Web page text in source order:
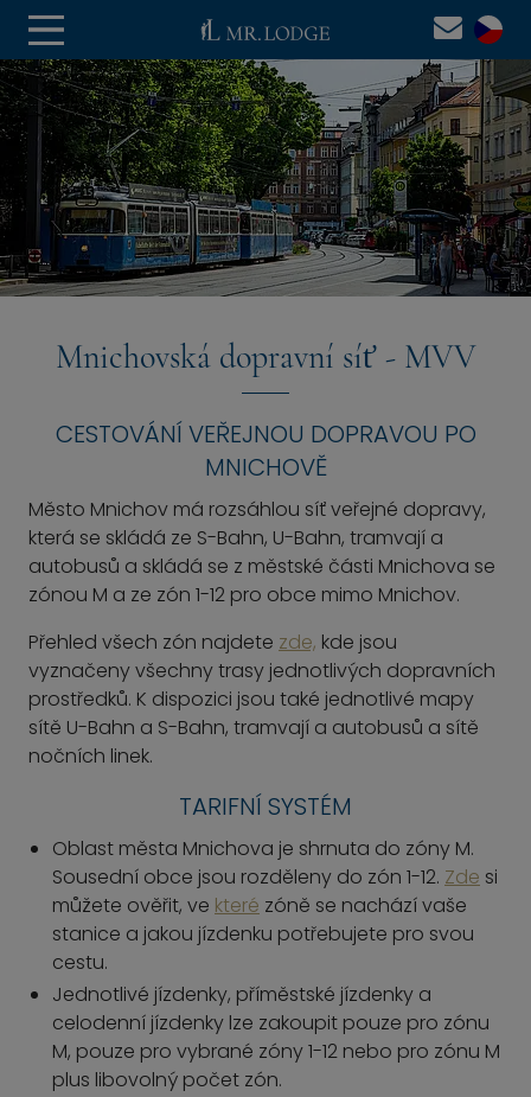
Mnichovská dopravní síť - MVV
CESTOVÁNÍ VEŘEJNOU DOPRAVOU PO
MNICHOVĚ
Město Mnichov má rozsáhlou síť veřejné dopravy,
která se skládá ze S-Bahn, U-Bahn, tramvají a
autobusů a skládá se z městské části Mnichova se
zónou M a ze zón 1-12 pro obce mimo Mnichov.
Přehled všech zón najdete zde, kde jsou
vyznačeny všechny trasy jednotlivých dopravních
prostředků. K dispozici jsou také jednotlivé mapy
sítě U-Bahn a S-Bahn, tramvají a autobusů a sítě
nočních linek.
TARIFNÍ SYSTÉM
Oblast města Mnichova je shrnuta do zóny M.
Sousední obce jsou rozděleny do zón 1-12. Zde si
můžete ověřit, ve které zóně se nachází vaše
stanice a jakou jízdenku potřebujete pro svou
cestu.
Jednotlivé jízdenky, příměstské jízdenky a
celodenní jízdenky lze zakoupit pouze pro zónu
M, pouze pro vybrané zóny 1-12 nebo pro zónu M
plus libovolný počet zón.